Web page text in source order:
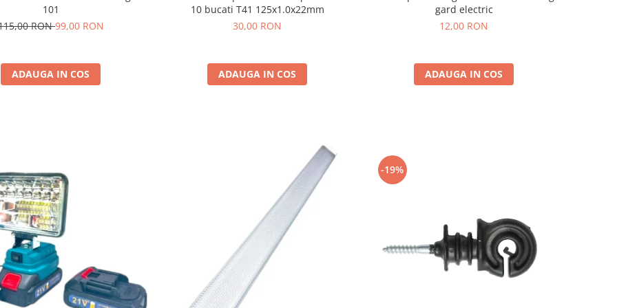
101
RON99,00 RON
ADAUGA IN COS
10 bucati T41 125x1.0x22mm
30,00 RON
ADAUGA IN COS
gard electric
12,00 RON
ADAUGA IN COS
-19%